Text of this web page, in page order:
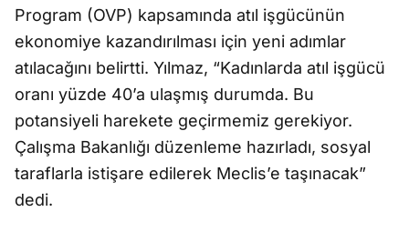
Program (OVP) kapsamında atıl işgücünün
ekonomiye kazandırılması için yeni adımlar
atılacağını belirtti. Yılmaz, “Kadınlarda atıl işgücü
oranı yüzde 40’a ulaşmış durumda. Bu
potansiyeli harekete geçirmemiz gerekiyor.
Çalışma Bakanlığı düzenleme hazırladı, sosyal
taraflarla istişare edilerek Meclis’e taşınacak”
dedi.